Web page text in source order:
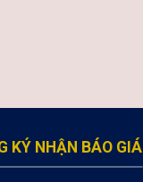
KÝ NHẬN BÁO GIÁ